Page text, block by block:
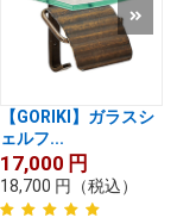
【GORIKI】ガラスシ
ェルフ...
17,000 円
18,700 円 （税込）